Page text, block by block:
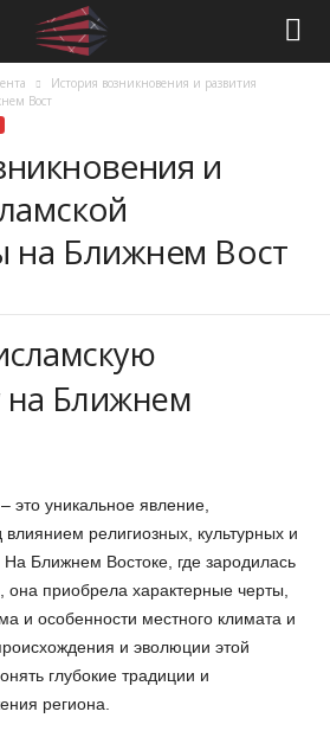
История возникновения и развития
Вост
и
на Ближнем Вост
на Ближнем
это уникальное явление,
религиозных, культурных и
На Ближнем Востоке, где зародилась
она приобрела характерные черты,
и особенности местного климата и
и эволюции этой
глубокие традиции и
региона.